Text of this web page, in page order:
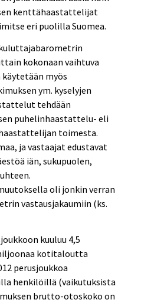
kenttähaastattelijat
eri puolilla Suomea.
kokonaan vaihtuva
myös
ym. kyselyjen
tehdään
puhelinhaastattelu- eli
toimesta.
ja vastaajat edustavat
iän, sukupuolen,
oli jonkin verran
vastausjakaumiin (ks.
kuuluu 4,5
kotitaloutta
perusjoukkoa
henkilöillä (vaikutuksista
brutto-otoskoko on